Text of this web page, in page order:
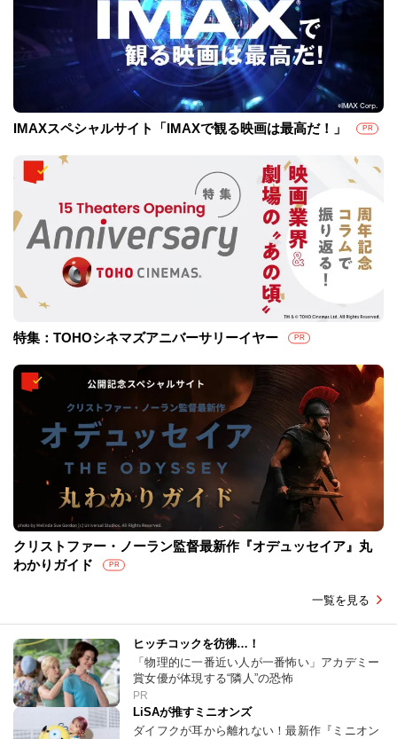
IMAXスペシャルサイト「IMAXで観る映画は最高だ！」 PR
特集：TOHOシネマズアニバーサリーイヤー PR
クリストファー・ノーラン監督最新作『オデュッセイア』丸
わかりガイド
PR
一覧を見る
ヒッチコックを彷彿…！
「物理的に一番近い人が一番怖い」アカデミー
賞女優が体現する“隣人”の恐怖
PR
LiSAが推すミニオンズ
ダイフクが耳から離れない！最新作『ミニオン